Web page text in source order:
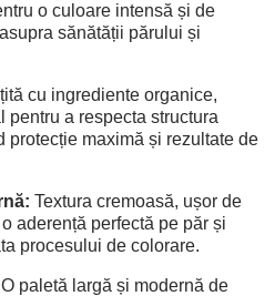
o culoare intensă și de
sănătății părului și
cu ingrediente organice,
pentru a respecta structura
protecție maximă și rezultate de
Textura cremoasă, ușor de
aderență perfectă pe păr și
procesului de colorare.
O paletă largă și modernă de